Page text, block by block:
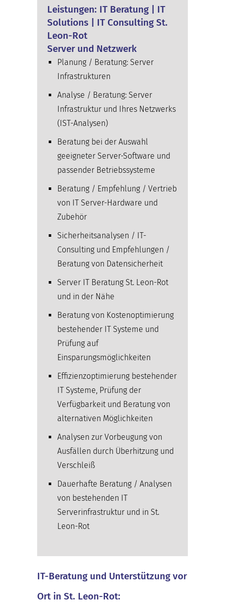
Leistungen: IT Beratung | IT
Solutions | IT Consulting St.
Leon-Rot
Server und Netzwerk
Planung / Beratung: Server
Infrastrukturen
Analyse / Beratung: Server
Infrastruktur und Ihres Netzwerks
(IST-Analysen)
Beratung bei der Auswahl
geeigneter Server-Software und
passender Betriebssysteme
Beratung / Empfehlung / Vertrieb
von IT Server-Hardware und
Zubehör
Sicherheitsanalysen / IT-
Consulting und Empfehlungen /
Beratung von Datensicherheit
Server IT Beratung St. Leon-Rot
und in der Nähe
Beratung von Kostenoptimierung
bestehender IT Systeme und
Prüfung auf
Einsparungsmöglichkeiten
Effizienzoptimierung bestehender
IT Systeme, Prüfung der
Verfügbarkeit und Beratung von
alternativen Möglichkeiten
Analysen zur Vorbeugung von
Ausfällen durch Überhitzung und
Verschleiß
Dauerhafte Beratung / Analysen
von bestehenden IT
Serverinfrastruktur und in St.
Leon-Rot
IT-Beratung und Unterstützung vor
Ort in St. Leon-Rot: